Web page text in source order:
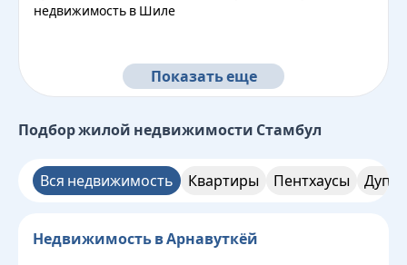
недвижимость в Шиле
Показать еще
Подбор жилой недвижимости Стамбул
Вся недвижимость Квартиры Пентхаусы
Недвижимость в Арнавуткёй